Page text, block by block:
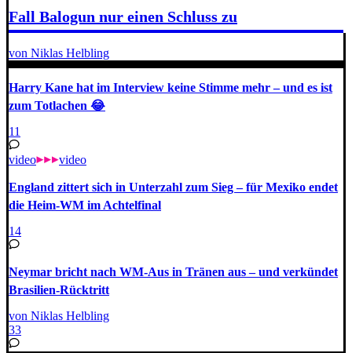
Fall Balogun nur einen Schluss zu
von Niklas Helbling
Harry Kane hat im Interview keine Stimme mehr – und es ist
zum Totlachen 😂
11
video video
England zittert sich in Unterzahl zum Sieg – für Mexiko endet
die Heim-WM im Achtelfinal
14
Neymar bricht nach WM-Aus in Tränen aus – und verkündet
Brasilien-Rücktritt
von Niklas Helbling
33